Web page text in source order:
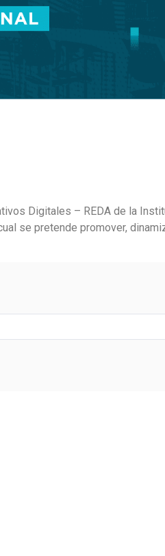
Digitales – REDA de la
se pretende promover,